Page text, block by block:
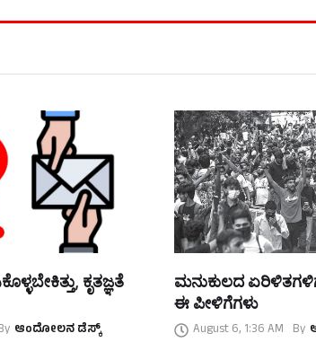
ಕೃತಜ್ಞತೆ
ಆಂದೋಲನ ಡೆಸ್ಕ್
ಮನುಕುಲದ ಏರಿಳಿತಗಳಿಗೆ
ಈ ಪೀಳಿಗೆಗಳು
August 6, 1:36 AM By